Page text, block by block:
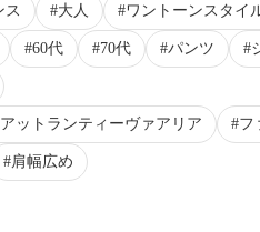
ス 大人 ワントーンスタイ
60代 70代 パンツ
ットランティーヴァアリア フ
肩幅広め